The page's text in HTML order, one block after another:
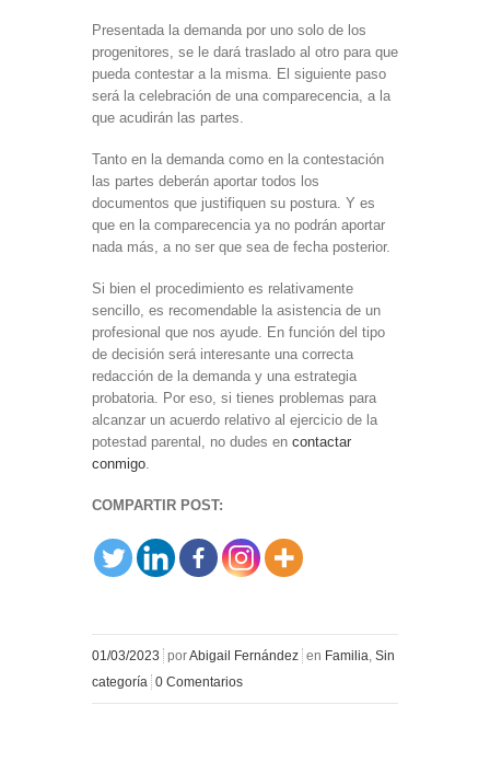
Presentada la demanda por uno solo de los
progenitores, se le dará traslado al otro para que
pueda contestar a la misma. El siguiente paso
será la celebración de una comparecencia, a la
que acudirán las partes.
Tanto en la demanda como en la contestación
las partes deberán aportar todos los
documentos que justifiquen su postura. Y es
que en la comparecencia ya no podrán aportar
nada más, a no ser que sea de fecha posterior.
Si bien el procedimiento es relativamente
sencillo, es recomendable la asistencia de un
profesional que nos ayude. En función del tipo
de decisión será interesante una correcta
redacción de la demanda y una estrategia
probatoria. Por eso, si tienes problemas para
alcanzar un acuerdo relativo al ejercicio de la
potestad parental, no dudes en contactar
conmigo
COMPARTIR POST:
01/03/2023 porAbigail Fernández en Familia Sin
categoría 0 Comentarios